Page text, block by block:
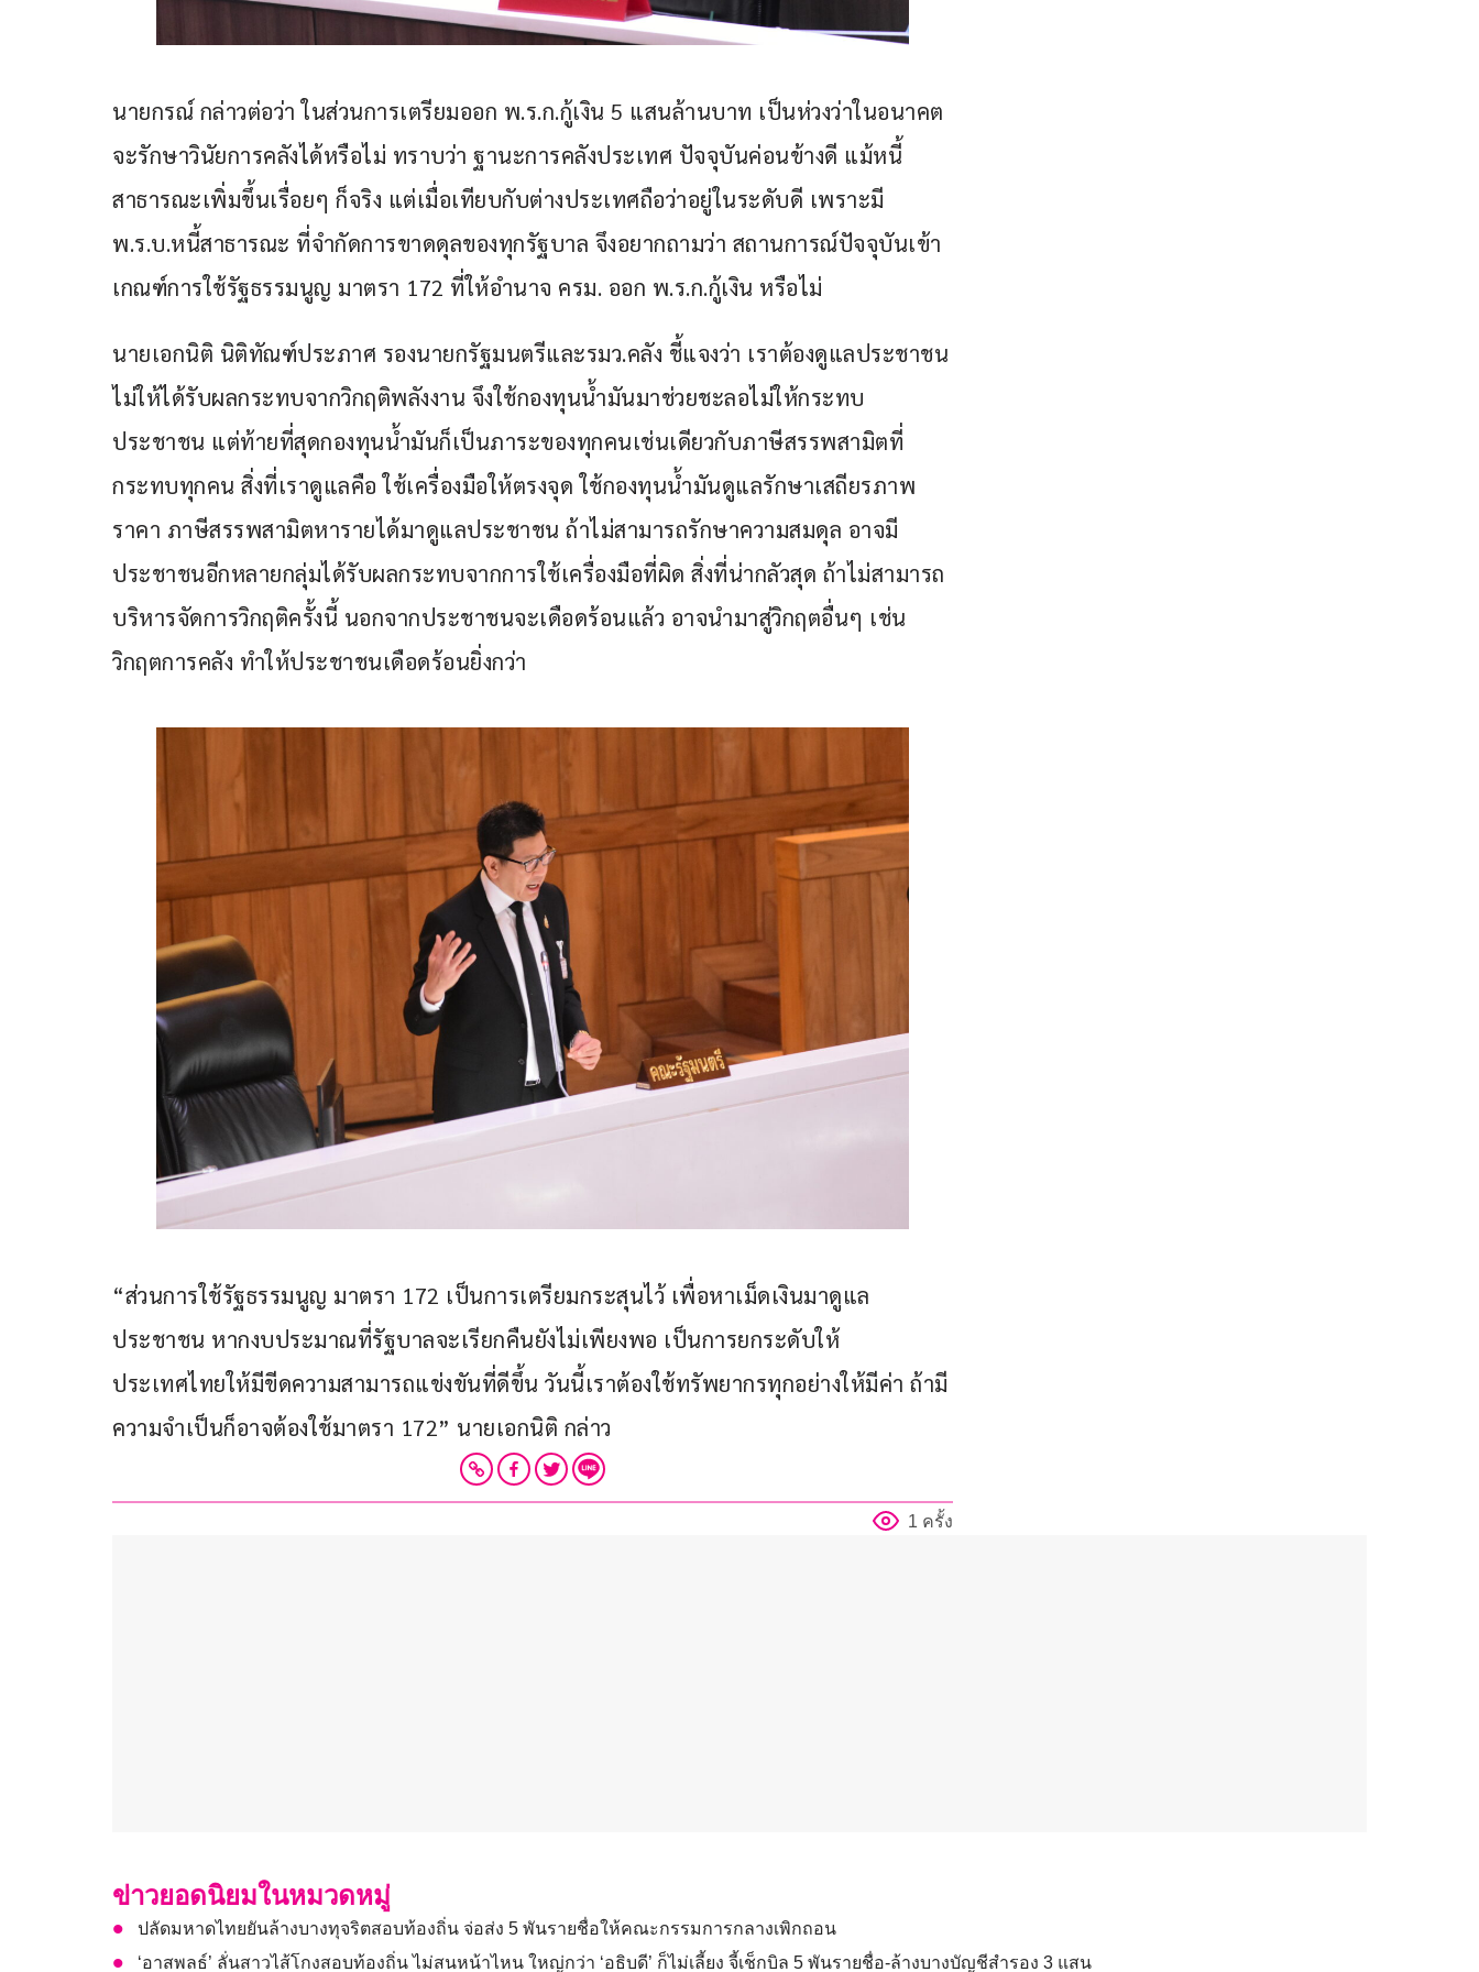
นายกรณ์ กล่าวต่อว่า ในส่วนการเตรียมออก พ.ร.ก.กู้เงิน 5 แสนล้านบาท เป็นห่วงว่าในอนาคต
จะรักษาวินัยการคลังได้หรือไม่ ทราบว่า ฐานะการคลังประเทศ ปัจจุบันค่อนข้างดี แม้หนี้
สาธารณะเพิ่มขึ้นเรื่อยๆ ก็จริง แต่เมื่อเทียบกับต่างประเทศถือว่าอยู่ในระดับดี เพราะมี
พ.ร.บ.หนี้สาธารณะ ที่จำกัดการขาดดุลของทุกรัฐบาล จึงอยากถามว่า สถานการณ์ปัจจุบันเข้า
เกณฑ์การใช้รัฐธรรมนูญ มาตรา 172 ที่ให้อำนาจ ครม. ออก พ.ร.ก.กู้เงิน หรือไม่
นายเอกนิติ นิติทัณฑ์ประภาศ รองนายกรัฐมนตรีและรมว.คลัง ชี้แจงว่า เราต้องดูแลประชาชน
ไม่ให้ได้รับผลกระทบจากวิกฤติพลังงาน จึงใช้กองทุนน้ำมันมาช่วยชะลอไม่ให้กระทบ
ประชาชน แต่ท้ายที่สุดกองทุนน้ำมันก็เป็นภาระของทุกคนเช่นเดียวกับภาษีสรรพสามิตที่
กระทบทุกคน สิ่งที่เราดูแลคือ ใช้เครื่องมือให้ตรงจุด ใช้กองทุนน้ำมันดูแลรักษาเสถียรภาพ
ราคา ภาษีสรรพสามิตหารายได้มาดูแลประชาชน ถ้าไม่สามารถรักษาความสมดุล อาจมี
ประชาชนอีกหลายกลุ่มได้รับผลกระทบจากการใช้เครื่องมือที่ผิด สิ่งที่น่ากลัวสุด ถ้าไม่สามารถ
บริหารจัดการวิกฤติครั้งนี้ นอกจากประชาชนจะเดือดร้อนแล้ว อาจนำมาสู่วิกฤตอื่นๆ เช่น
วิกฤตการคลัง ทำให้ประชาชนเดือดร้อนยิ่งกว่า
“ส่วนการใช้รัฐธรรมนูญ มาตรา 172 เป็นการเตรียมกระสุนไว้ เพื่อหาเม็ดเงินมาดูแล
ประชาชน หากงบประมาณที่รัฐบาลจะเรียกคืนยังไม่เพียงพอ เป็นการยกระดับให้
ประเทศไทยให้มีขีดความสามารถแข่งขันที่ดีขึ้น วันนี้เราต้องใช้ทรัพยากรทุกอย่างให้มีค่า ถ้ามี
ความจำเป็นก็อาจต้องใช้มาตรา 172” นายเอกนิติ กล่าว
1 ครั้ง
ข่าวยอดนิยมในหมวดหมู่
ปลัดมหาดไทยยันล้างบางทุจริตสอบท้องถิ่น จ่อส่ง 5 พันรายชื่อให้คณะกรรมการกลางเพิกถอน
‘อาสพลธ์’ ลั่นสาวไส้โกงสอบท้องถิ่น ไม่สนหน้าไหน ใหญ่กว่า ‘อธิบดี’ ก็ไม่เลี้ยง จี้เช็กบิล 5 พันรายชื่อ-ล้างบางบัญชีสำรอง 3 แสน